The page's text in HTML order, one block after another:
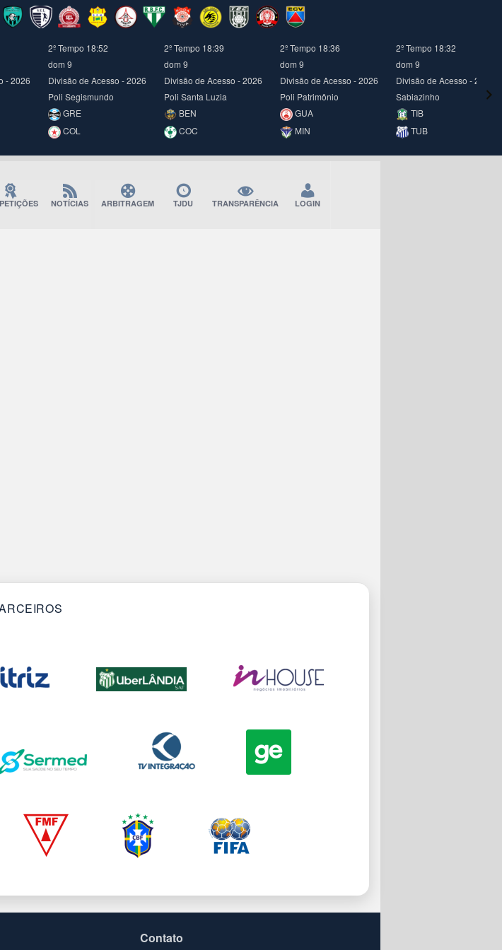
- 2026
2º Tempo 18:53
dom 9
Divisão de Acesso - 2026
Poli Segismundo
GRE
COL
2º Tempo 18:40
dom 9
Divisão de Acesso - 2026
Poli Santa Luzia
BEN
COC
2º Tempo 18:37
dom 9
Divisão de Acesso - 2026
Poli Patrimônio
GUA
MIN
2º Tempo 18:33
dom 9
Divisão de Acesso - 2026
Sabiazinho
TIB
TUB
NOTÍCIAS ARBITRAGEM TJDU TRANSPARÊNCIA LOGIN
Contato